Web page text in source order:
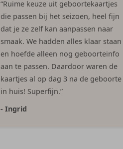
“Ruime keuze uit geboortekaartjes
die passen bij het seizoen, heel fijn
dat je ze zelf kan aanpassen naar
smaak. We hadden alles klaar staan
en hoefde alleen nog geboorteinfo
aan te passen. Daardoor waren de
kaartjes al op dag 3 na de geboorte
in huis! Superfijn.”
- Ingrid